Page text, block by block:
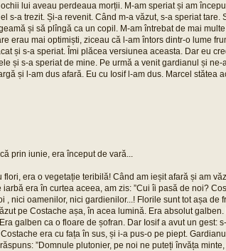
lui aveau perdeaua morții. M-am speriat și am
s-a trezit. Și-a revenit. Când m-a văzut, s-a speriat tare.
și să plîngă ca un copil. M-am întrebat de mai
erau mai optimiști, ziceau că l-am întors dintr-o lume
și s-a speriat. Îmi plăcea versiunea aceasta. Dar eu
și s-a speriat de mine. Pe urmă a venit gardianul și ne-
și l-am dus afară. Eu cu Iosif l-am dus. Marcel stătea
prin iunie, era început de vară...
era o vegetație teribilă! Când am ieșit afară și am
era în curtea aceea, am zis: ”Cui îi pasă de noi?
nici oamenilor, nici gardienilor...! Florile sunt tot așa de
pe Costache așa, în acea lumină. Era absolut galben.
galben ca o floare de șofran. Dar Iosif a avut un gest:
era cu fața în sus, și i-a pus-o pe piept.
”Domnule plutonier, pe noi ne puteți învăța